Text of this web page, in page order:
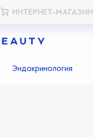
ИНТЕРНЕТ-МАГАЗИН
Эндокринология